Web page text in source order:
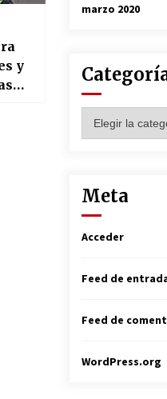
y
marzo 2020
Meta
Acceder
Feed de
Feed de
WordPress.org